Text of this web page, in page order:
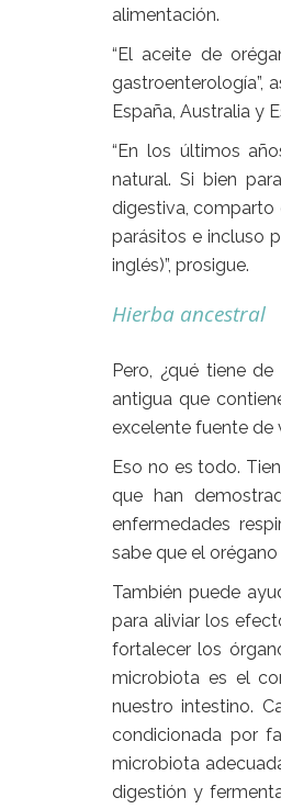
alimentación.
“El aceite de
gastroenterología”,
España, Australia y
“En los últimos
natural. Si bien
digestiva, comparto
parásitos e incluso
inglés)”, prosigue.
Hierba ancestral
Pero, ¿qué tiene
antigua que
excelente fuente de
Eso no es todo.
que han
enfermedades
sabe que el
También puede
para aliviar los
fortalecer los
microbiota es el
nuestro intestino.
condicionada por
microbiota
digestión y